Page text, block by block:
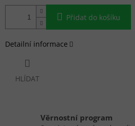
Přidat do košíku
Detailní informace
HLÍDAT
Věrnostní program